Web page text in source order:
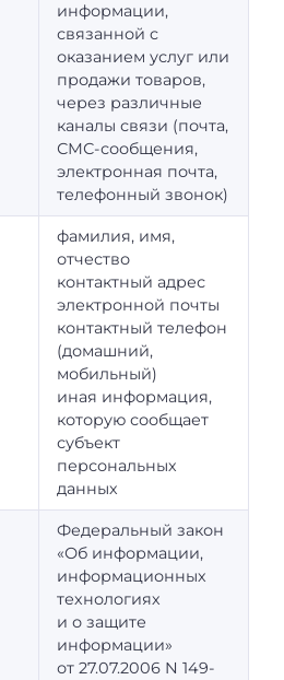
информации,
связанной c
оказанием услуг или
продажи товаров,
через различные
каналы связи (почта,
СМС-сообщения,
электронная почта,
телефонный звонок)
фамилия, имя,
отчество
контактный адрес
электронной почты
контактный телефон
(домашний,
мобильный)
иная информация,
которую сообщает
субъект
персональных
данных
Федеральный закон
«Об информации,
информационных
технологиях
и о защите
информации»
от 27.07.2006 N 149-